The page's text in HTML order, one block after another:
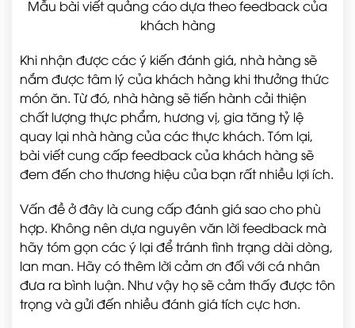
Mẫu bài viết quảng cáo dựa theo feedback của
khách hàng
Khi nhận được các ý kiến đánh giá, nhà hàng sẽ
nắm được tâm lý của khách hàng khi thưởng thức
món ăn. Từ đó, nhà hàng sẽ tiến hành cải thiện
chất lượng thực phẩm, hương vị, gia tăng tỷ lệ
quay lại nhà hàng của các thực khách. Tóm lại,
bài viết cung cấp feedback của khách hàng sẽ
đem đến cho thương hiệu của bạn rất nhiều lợi ích.
Vấn đề ở đây là cung cấp đánh giá sao cho phù
hợp. Không nên dựa nguyên văn lời feedback mà
hãy tóm gọn các ý lại để tránh tình trạng dài dòng,
lan man. Hãy có thêm lời cảm ơn đối với cá nhân
đưa ra bình luận. Như vậy họ sẽ cảm thấy được tôn
trọng và gửi đến nhiều đánh giá tích cực hơn.